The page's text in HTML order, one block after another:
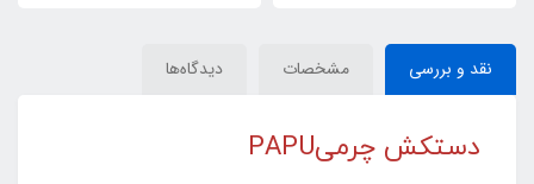
نقد و بررسی مشخصات دیدگاه‌ها
دستکش چرمیPAPU